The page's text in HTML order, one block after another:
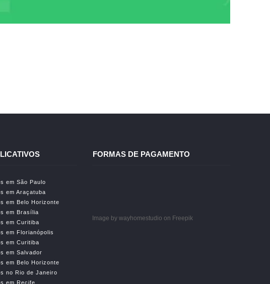
em São Paulo
em Araçatuba
em Belo Horizonte
em Brasília
em Curitiba
em Florianópolis
em Curitiba
em Salvador
em Belo Horizonte
no Rio de Janeiro
em Recife
FORMAS DE PAGAMENTO
Image by wayhomestudio on Freepik